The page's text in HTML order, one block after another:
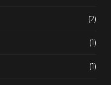
(2)
(1)
(1)